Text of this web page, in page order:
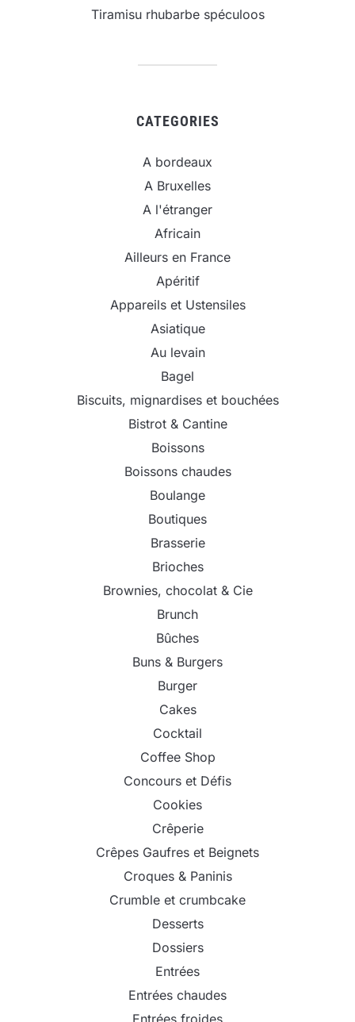
Tiramisu rhubarbe spéculoos
CATEGORIES
A bordeaux
A Bruxelles
A l'étranger
Africain
Ailleurs en France
Apéritif
Appareils et Ustensiles
Asiatique
Au levain
Bagel
Biscuits, mignardises et bouchées
Bistrot & Cantine
Boissons
Boissons chaudes
Boulange
Boutiques
Brasserie
Brioches
Brownies, chocolat & Cie
Brunch
Bûches
Buns & Burgers
Burger
Cakes
Cocktail
Coffee Shop
Concours et Défis
Cookies
Crêperie
Crêpes Gaufres et Beignets
Croques & Paninis
Crumble et crumbcake
Desserts
Dossiers
Entrées
Entrées chaudes